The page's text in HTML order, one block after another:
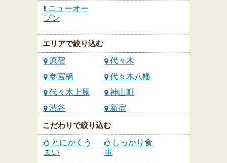
ニューオー
プン
エリアで絞り込む
原宿
代々木
参宮橋
代々木八幡
代々木上原
神山町
渋谷
新宿
こだわりで絞り込む
とにかくう
まい
しっかり食
事